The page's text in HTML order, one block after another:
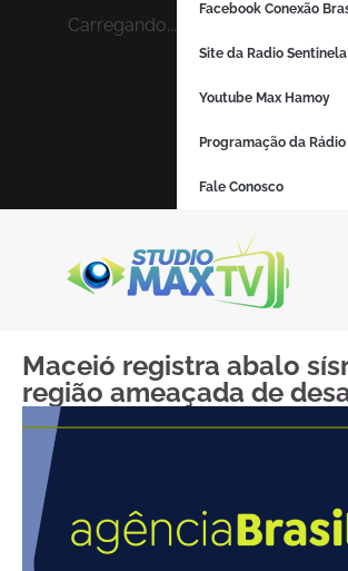
Carregando...
Facebook Conexão
Site da Radio Sentinela
Youtube Max Hamoy
Programação da
Fale Conosco
Maceió registra abalo
região ameaçada de